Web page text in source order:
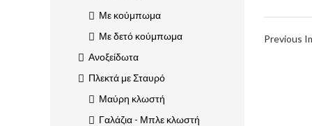
Previous
Με κούμπωμα
Με δετό κούμπωμα
Ανοξείδωτα
Πλεκτά με Σταυρό
Μαύρη κλωστή
Γαλάζια - Μπλε κλωστή